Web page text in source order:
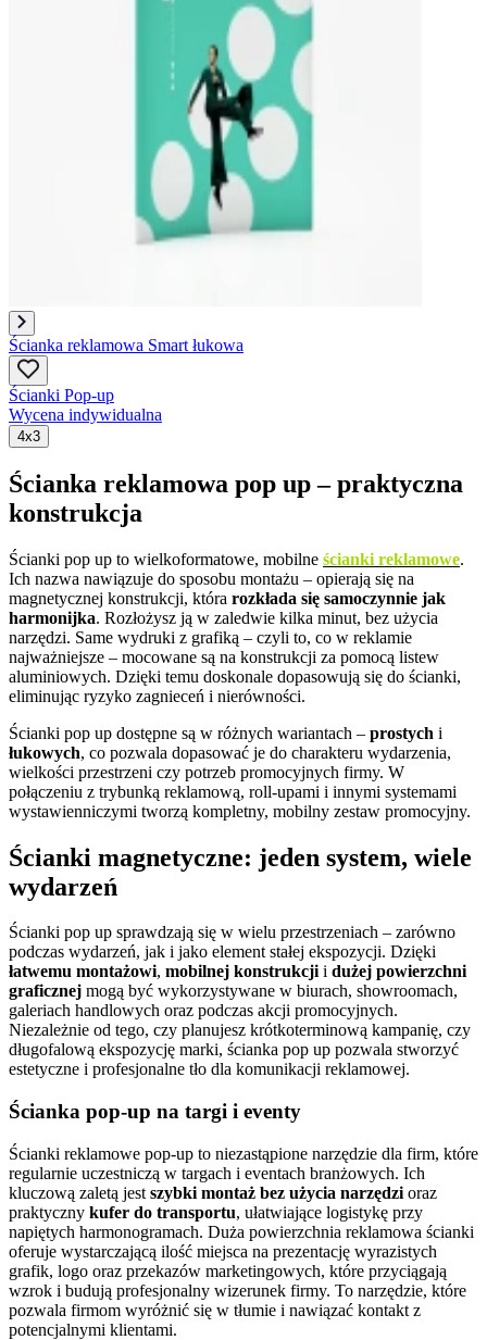
Ścianka reklamowa Smart łukowa
Ścianki Pop-up
Wycena indywidualna
4x3
Ścianka reklamowa pop up – praktyczna
konstrukcja
Ścianki pop up to wielkoformatowe, mobilne ścianki reklamowe.
Ich nazwa nawiązuje do sposobu montażu – opierają się na
magnetycznej konstrukcji, która rozkłada się samoczynnie jak
harmonijka. Rozłożysz ją w zaledwie kilka minut, bez użycia
narzędzi. Same wydruki z grafiką – czyli to, co w reklamie
najważniejsze – mocowane są na konstrukcji za pomocą listew
aluminiowych. Dzięki temu doskonale dopasowują się do ścianki,
eliminując ryzyko zagnieceń i nierówności.
Ścianki pop up dostępne są w różnych wariantach – prostych i
łukowych, co pozwala dopasować je do charakteru wydarzenia,
wielkości przestrzeni czy potrzeb promocyjnych firmy. W
połączeniu z trybunką reklamową, roll-upami i innymi systemami
wystawienniczymi tworzą kompletny, mobilny zestaw promocyjny.
Ścianki magnetyczne: jeden system, wiele
wydarzeń
Ścianki pop up sprawdzają się w wielu przestrzeniach – zarówno
podczas wydarzeń, jak i jako element stałej ekspozycji. Dzięki
łatwemu montażowi, mobilnej konstrukcjii dużej powierzchni
graficznej mogą być wykorzystywane w biurach, showroomach,
galeriach handlowych oraz podczas akcji promocyjnych.
Niezależnie od tego, czy planujesz krótkoterminową kampanię, czy
długofalową ekspozycję marki, ścianka pop up pozwala stworzyć
estetyczne i profesjonalne tło dla komunikacji reklamowej.
Ścianka pop-up na targi i eventy
Ścianki reklamowe pop-up to niezastąpione narzędzie dla firm, które
regularnie uczestniczą w targach i eventach branżowych. Ich
kluczową zaletą jest szybki montaż bez użycia narzędzi oraz
praktyczny kufer do transportu, ułatwiające logistykę przy
napiętych harmonogramach. Duża powierzchnia reklamowa ścianki
oferuje wystarczającą ilość miejsca na prezentację wyrazistych
grafik, logo oraz przekazów marketingowych, które przyciągają
wzrok i budują profesjonalny wizerunek firmy. To narzędzie, które
pozwala firmom wyróżnić się w tłumie i nawiązać kontakt z
potencjalnymi klientami.